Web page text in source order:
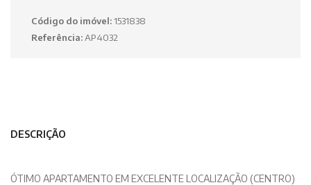
Código do imóvel:1531838
Referência:AP4032
DESCRIÇÃO
ÓTIMO APARTAMENTO EM EXCELENTE LOCALIZAÇÃO (CENTRO)